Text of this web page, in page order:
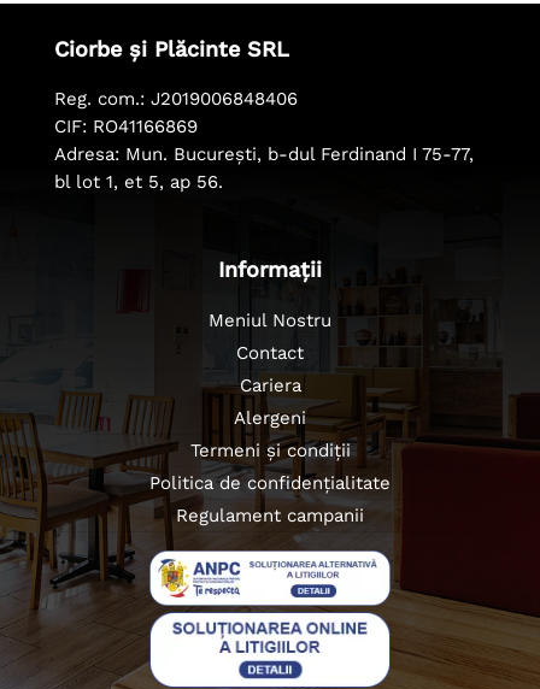
Ciorbe și Plăcinte SRL
Reg. com.: J2019006848406
CIF: RO41166869
Adresa: Mun. București, b-dul Ferdinand I 75-77,
bl lot 1, et 5, ap 56.
Informații
Meniul Nostru
Contact
Cariera
Alergeni
Termeni și condiții
Politica de confidențialitate
Regulament campanii